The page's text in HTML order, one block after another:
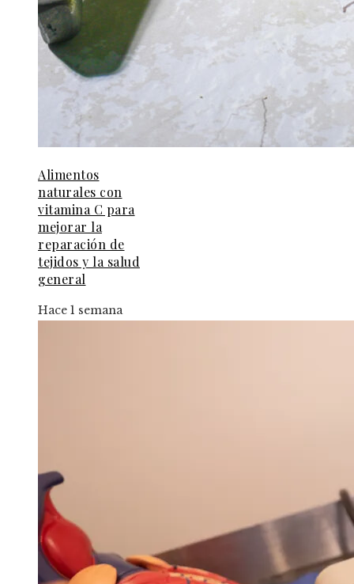
Alimentos
naturales con
vitamina C para
mejorar la
reparación de
tejidos y la salud
general
Hace 1 semana